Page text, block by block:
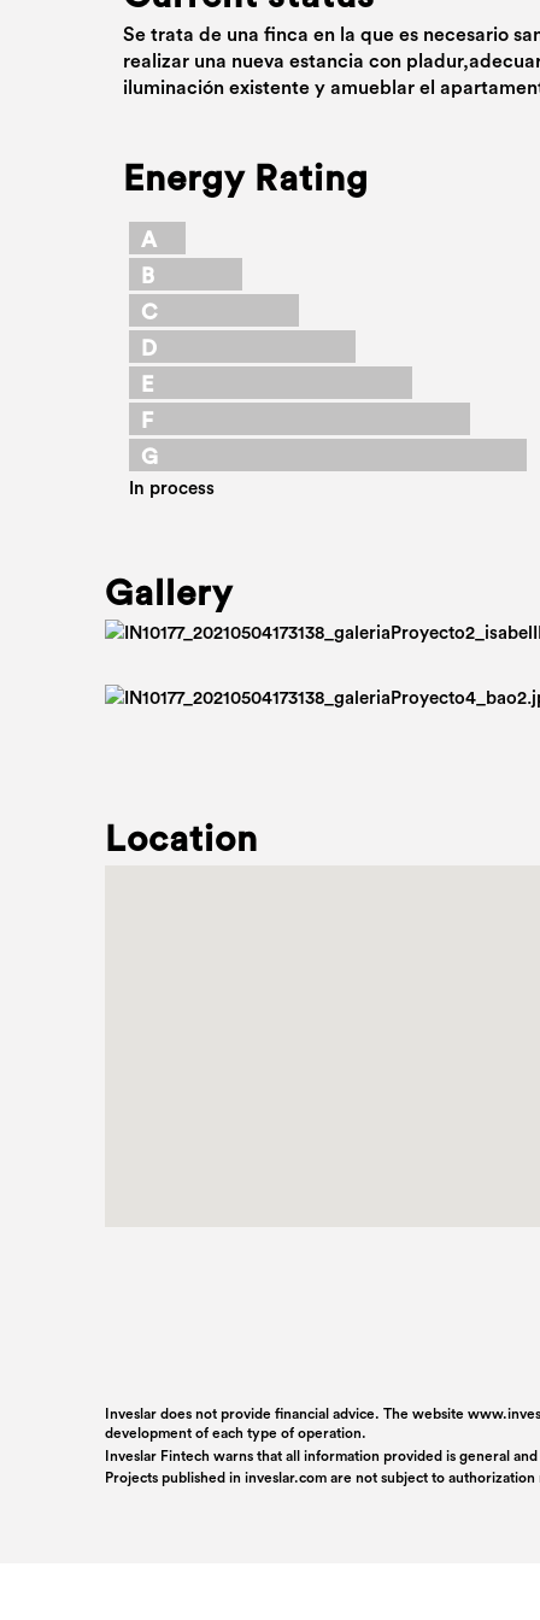
Se trata de una finca en la que es necesario
realizar una nueva estancia con
iluminación existente y amueblar el
Energy Rating
A
B
C
D
E
F
G
In process
Gallery
Location
Inveslar does not provide financial advice. The website
development of each type of operation.
Inveslar Fintech warns that all information provided is general
Projects published in inveslar.com are not subject to